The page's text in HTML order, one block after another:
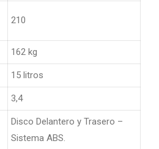
210
162 kg
15 litros
3,4
Disco Delantero y Trasero –
Sistema ABS.